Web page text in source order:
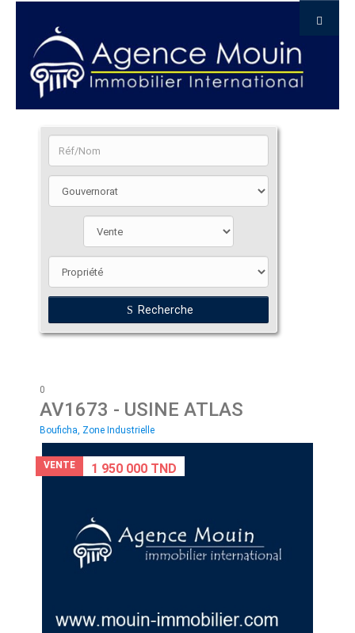
Recherche
0
AV1673 - USINE ATLAS
Bouficha, Zone Industrielle
VENTE 1 950 000 TND